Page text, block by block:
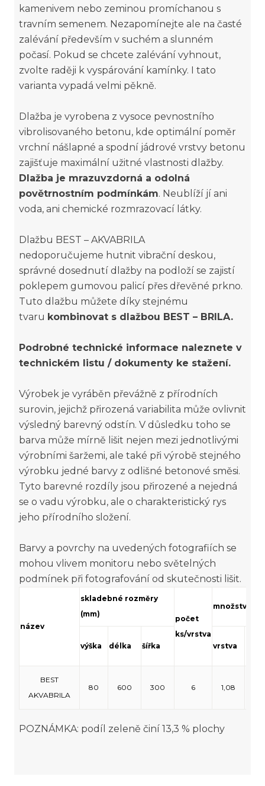
kamenivem nebo zeminou promíchanou s
travním semenem. Nezapomínejte ale na časté
zalévání především v suchém a slunném
počasí. Pokud se chcete zalévání vyhnout,
zvolte raději k vyspárování kamínky. I tato
varianta vypadá velmi pěkně.
Dlažba je vyrobena z vysoce pevnostního
vibrolisovaného betonu, kde optimální poměr
vrchní nášlapné a spodní jádrové vrstvy betonu
zajišťuje maximální užitné vlastnosti dlažby.
Dlažba je mrazuvzdorná a odolná
povětrnostním podmínkám. Neublíží jí ani
voda, ani chemické rozmrazovací látky.
Dlažbu BEST – AKVABRILA
nedoporučujeme hutnit vibrační deskou,
správné dosednutí dlažby na podloží se zajistí
poklepem gumovou palicí přes dřevěné prkno.
Tuto dlažbu můžete díky stejnému
tvaru kombinovat s dlažbou BEST – BRILA.
Podrobné technické informace naleznete v
technickém listu / dokumenty ke stažení.
Výrobek je vyráběn převážně z přírodních
surovin, jejichž přirozená variabilita může ovlivnit
výsledný barevný odstín. V důsledku toho se
barva může mírně lišit nejen mezi jednotlivými
výrobními šaržemi, ale také při výrobě stejného
výrobku jedné barvy z odlišné betonové směsi.
Tyto barevné rozdíly jsou přirozené a nejedná
se o vadu výrobku, ale o charakteristický rys
jeho přírodního složení.
Barvy a povrchy na uvedených fotografiích se
mohou vlivem monitoru nebo světelných
podmínek při fotografování od skutečnosti lišit.
název
skladebné rozměry
(mm)
počet
ks/vrstva
množství
výška délka šířka vrstva
BEST
AKVABRILA
80 600 300 6 1,08
POZNÁMKA: podíl zeleně činí 13,3 % plochy